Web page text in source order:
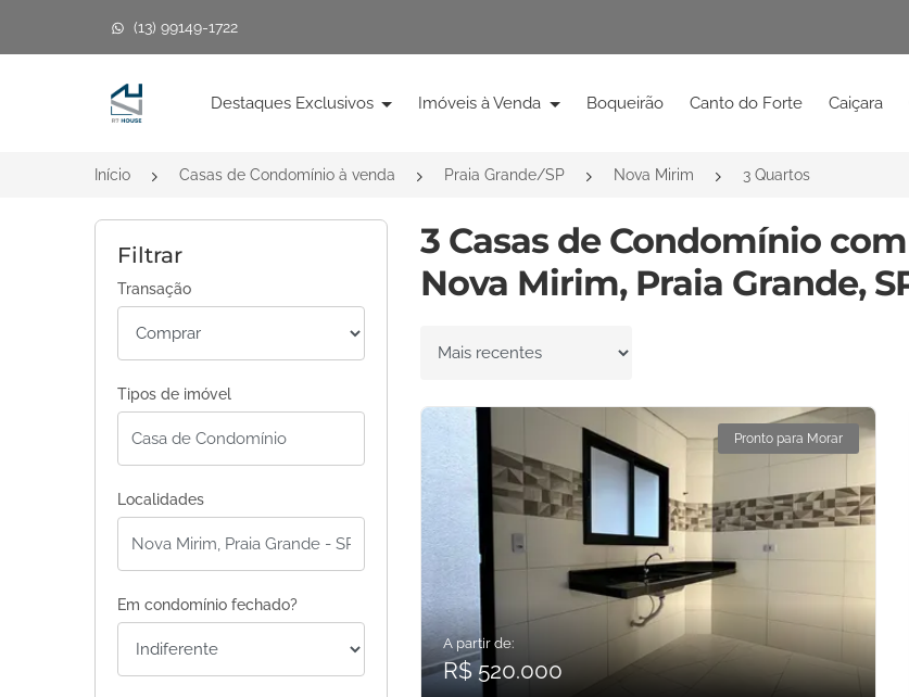
(13) 99149-1722
Página inicial
Destaques Exclusivos Imóveis à Venda Boqueirão Canto do Forte Caiçara
Início Casas de Condomínio à venda Praia Grande/SP Nova Mirim 3 Quartos
Filtrar
Transação
Tipos de imóvel
Localidades
Em condomínio fechado?
3 Casas de Condomínio
Nova Mirim, Praia Grande,
Ordenar por
Pronto para Morar
A partir de:
R$ 520.000